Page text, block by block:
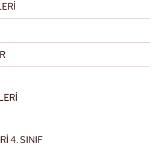
4. SINIF